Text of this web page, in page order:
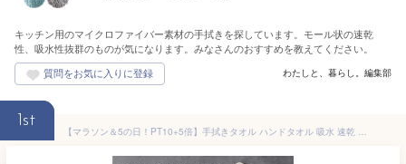
キッチン用のマイクロファイバー素材の手拭きを探しています。モール状の速乾
性、吸水性抜群のものが気になります。みなさんのおすすめを教えてください。
わたしと、暮らし。編集部
1st
【マラソン＆5の日！PT10+5倍】手拭きタオル ハンドタオル 吸水 速乾 4色選べる 壁掛けハンドタオル モールタオル ロープ付き かわいい 柔らかい カジュアル おしゃれ タオル トイレ 洗面所 キッチン 幼稚園 子供 吊り下げループ付きタオル マイクロファイバー シェニール